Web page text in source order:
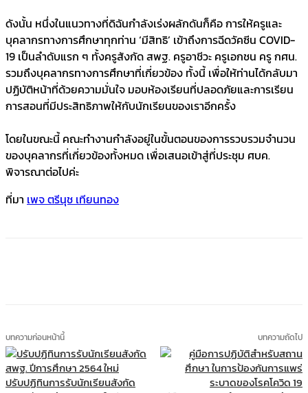
ดังนั้น หนึ่งในแนวทางที่ดิฉันกำลังเร่งผลักดันก็คือ การให้ครูและ
บุคลากรทางการศึกษาทุกท่าน ‘มีสิทธิ’ เข้าถึงการฉีดวัคซีน COVID-
19 เป็นลำดับแรก ๆ ทั้งครูสังกัด สพฐ. ครูอาชีวะ ครูเอกชน ครู กศน.
รวมถึงบุคลากรทางการศึกษาที่เกี่ยวข้อง ทั้งนี้ เพื่อให้ท่านได้กลับมา
ปฏิบัติหน้าที่ด้วยความมั่นใจ มอบห้องเรียนที่ปลอดภัยและการเรียน
การสอนที่มีประสิทธิภาพให้กับนักเรียนของเราอีกครั้ง
โดยในขณะนี้ คณะทำงานกำลังอยู่ในขั้นตอนของการรวบรวมจำนวน
ของบุคลากรที่เกี่ยวข้องทั้งหมด เพื่อเสนอเข้าสู่ที่ประชุม ศบค.
พิจารณาต่อไปค่ะ
ที่มา เพจ ตรีนุช เทียนทอง
บทความก่อนหน้านี้
ปรับปฏิทินการรับนักเรียนสังกัด
บทความถัดไป